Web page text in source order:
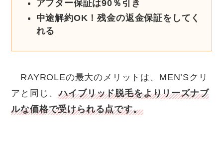
アフター保証は90％引き
中途解約OK！残金の返金保証をしてく
れる
RAYROLEの最大のメリットは、MEN’Sクリ
アと同じ、ハイブリッド脱毛をよりリーズナブ
ルな価格で受けられる点です。